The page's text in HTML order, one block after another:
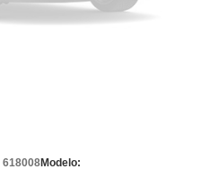
618008Modelo: